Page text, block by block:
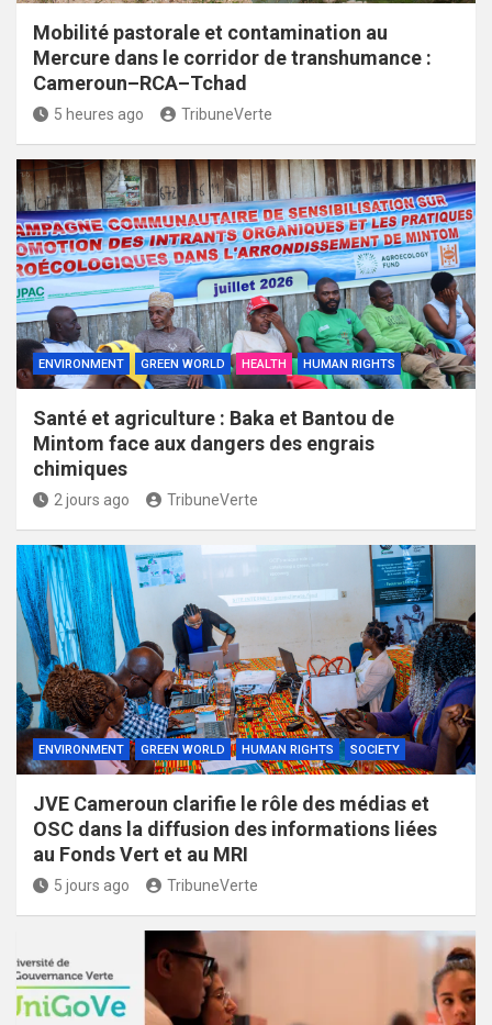
Mobilité pastorale et contamination au
Mercure dans le corridor de transhumance :
Cameroun–RCA–Tchad
5 heures ago TribuneVerte
ENVIRONMENT GREEN WORLD HEALTH HUMAN RIGHTS
Santé et agriculture : Baka et Bantou de
Mintom face aux dangers des engrais
chimiques
2 jours ago TribuneVerte
ENVIRONMENT GREEN WORLD HUMAN RIGHTS SOCIETY
JVE Cameroun clarifie le rôle des médias et
OSC dans la diffusion des informations liées
au Fonds Vert et au MRI
5 jours ago TribuneVerte